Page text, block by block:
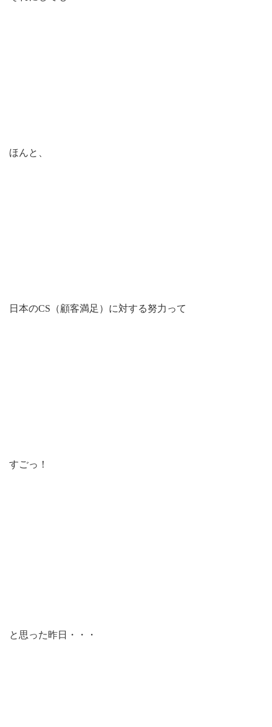
ほんと、
日本のCS（顧客満足）に対する努力って
すごっ！
と思った昨日・・・